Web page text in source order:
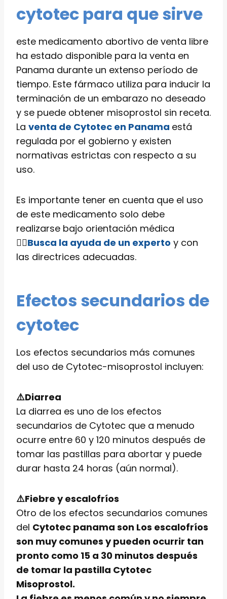
cytotec para que sirve
este medicamento abortivo de venta libre
ha estado disponible para la venta en
Panama durante un extenso período de
tiempo. Este fármaco utiliza para inducir la
terminación de un embarazo no deseado
y se puede obtener misoprostol sin receta.
La venta de Cytotec en Panama está
regulada por el gobierno y existen
normativas estrictas con respecto a su
uso.
Es importante tener en cuenta que el uso
de este medicamento solo debe
realizarse bajo orientación médica
👨‍⚕️Busca la ayuda de un experto y con
las directrices adecuadas.
Efectos secundarios de
cytotec
Los efectos secundarios más comunes
del uso de Cytotec-misoprostol incluyen:
⚠️Diarrea
La diarrea es uno de los efectos
secundarios de Cytotec que a menudo
ocurre entre 60 y 120 minutos después de
tomar las pastillas para abortar y puede
durar hasta 24 horas (aún normal).
⚠️Fiebre y escalofríos
Otro de los efectos secundarios comunes
del Cytotec panama son Los escalofríos
son muy comunes y pueden ocurrir tan
pronto como 15 a 30 minutos después
de tomar la pastilla Cytotec
Misoprostol.